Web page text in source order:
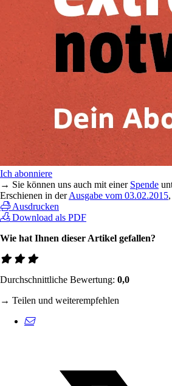
Ich abonniere
→ Sie können uns auch mit einer Spende
Erschienen in derAusgabe vom 03.02.2015
Ausdrucken
Download als PDF
Wie hat Ihnen dieser Artikel gefallen?
Durchschnittliche Bewertung: 0,0
→ Teilen und weiterempfehlen